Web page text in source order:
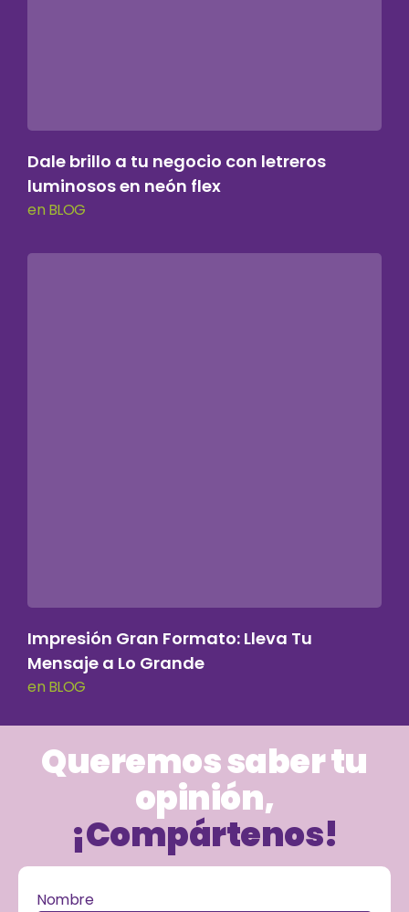
Dale brillo a tu negocio con letreros
luminosos en neón flex
en BLOG
Impresión Gran Formato: Lleva Tu
Mensaje a Lo Grande
en BLOG
Queremos saber tu
opinión,
¡Compártenos!
Nombre